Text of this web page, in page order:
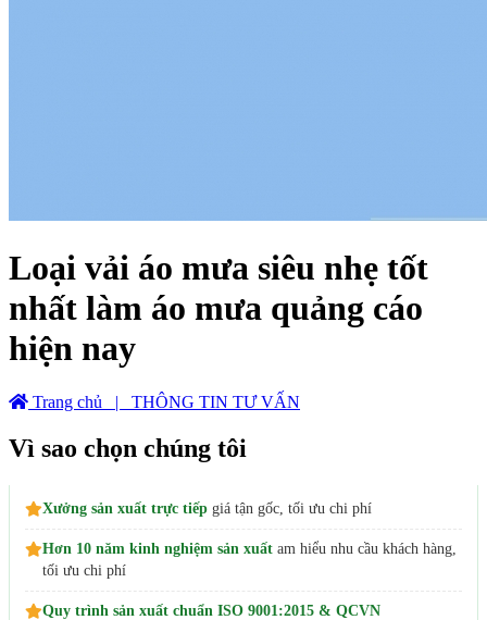
Loại vải áo mưa siêu nhẹ tốt
nhất làm áo mưa quảng cáo
hiện nay
Trang chủ | THÔNG TIN TƯ VẤN
Vì sao chọn chúng tôi
Xưởng sản xuất trực tiếp giá tận gốc, tối ưu chi phí
Hơn 10 năm kinh nghiệm sản xuất am hiểu nhu cầu khách hàng,
tối ưu chi phí
Quy trình sản xuất chuẩn ISO 9001:2015 & QCVN